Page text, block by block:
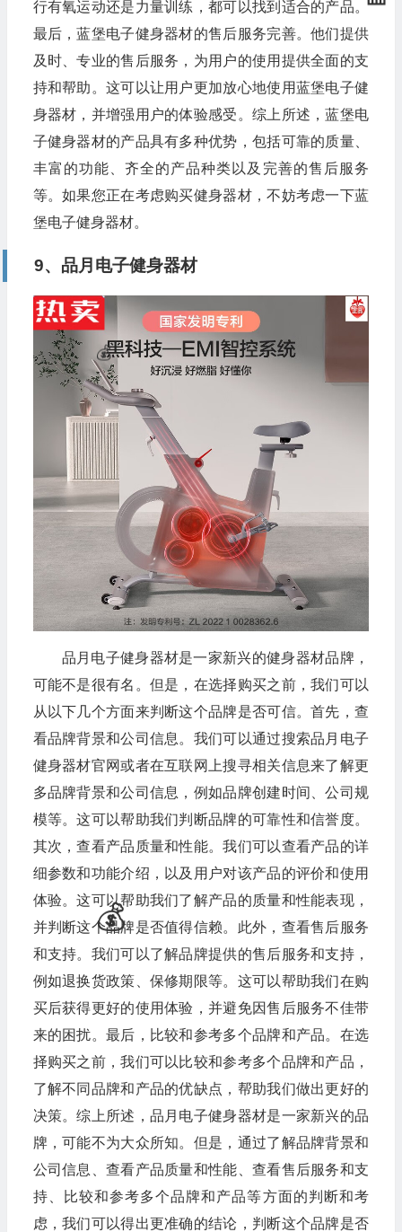
行有氧运动还是力量训练，都可以找到适合的产品。
最后，蓝堡电子健身器材的售后服务完善。他们提供
及时、专业的售后服务，为用户的使用提供全面的支
持和帮助。这可以让用户更加放心地使用蓝堡电子健
身器材，并增强用户的体验感受。综上所述，蓝堡电
子健身器材的产品具有多种优势，包括可靠的质量、
丰富的功能、齐全的产品种类以及完善的售后服务
等。如果您正在考虑购买健身器材，不妨考虑一下蓝
堡电子健身器材。
9、品月电子健身器材
品月电子健身器材是一家新兴的健身器材品牌，
可能不是很有名。但是，在选择购买之前，我们可以
从以下几个方面来判断这个品牌是否可信。首先，查
看品牌背景和公司信息。我们可以通过搜索品月电子
健身器材官网或者在互联网上搜寻相关信息来了解更
多品牌背景和公司信息，例如品牌创建时间、公司规
模等。这可以帮助我们判断品牌的可靠性和信誉度。
其次，查看产品质量和性能。我们可以查看产品的详
细参数和功能介绍，以及用户对该产品的评价和使用
体验。这可以帮助我们了解产品的质量和性能表现，
并判断这个品牌是否值得信赖。此外，查看售后服务
和支持。我们可以了解品牌提供的售后服务和支持，
例如退换货政策、保修期限等。这可以帮助我们在购
买后获得更好的使用体验，并避免因售后服务不佳带
来的困扰。最后，比较和参考多个品牌和产品。在选
择购买之前，我们可以比较和参考多个品牌和产品，
了解不同品牌和产品的优缺点，帮助我们做出更好的
决策。综上所述，品月电子健身器材是一家新兴的品
牌，可能不为大众所知。但是，通过了解品牌背景和
公司信息、查看产品质量和性能、查看售后服务和支
持、比较和参考多个品牌和产品等方面的判断和考
虑，我们可以得出更准确的结论，判断这个品牌是否
🧧